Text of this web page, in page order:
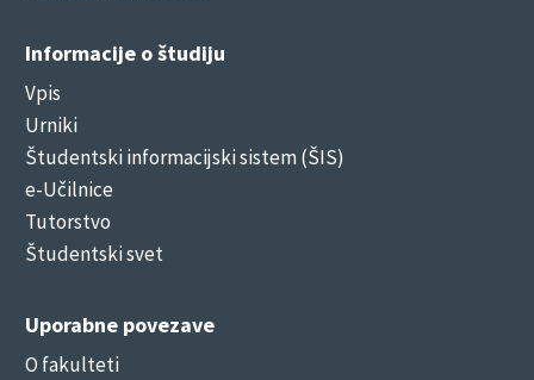
Informacije o študiju
Vpis
Urniki
Študentski informacijski sistem (ŠIS)
e-Učilnice
Tutorstvo
Študentski svet
Uporabne povezave
O fakulteti